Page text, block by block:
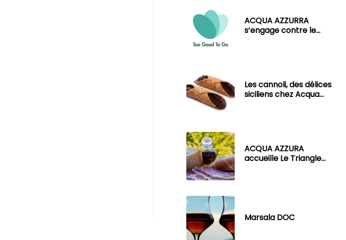
ACQUA AZZURRA
s’engage contre le
Les cannoli, des délices
siciliens chez Acqua
ACQUA AZZURA
accueille Le Triangle
Marsala DOC